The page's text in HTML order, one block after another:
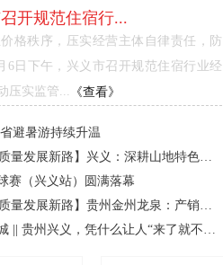
开规范住宿行...
格秩序，压实经营主体自律责任，防
6日下午，兴义市召开规范住宿行业经
压实监管...
《查看》
避暑游持续升温
赛（兴义站）圆满落幕